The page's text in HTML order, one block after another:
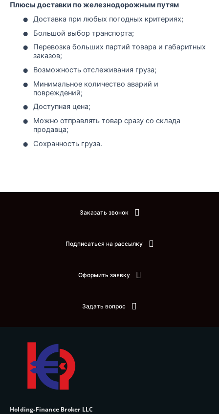
Плюсы доставки по железнодорожным путям
• Доставка при любых погодных критериях;
• Большой выбор транспорта;
•
Перевозка больших партий товара и габаритных
заказов;
• Возможность отслеживания груза;
•
Минимальное количество аварий и
повреждений;
• Доступная цена;
•
Можно отправлять товар сразу со склада
продавца;
• Сохранность груза.
Заказать звонок
Подписаться на рассылку
Оформить заявку
Задать вопрос
Holding-Finance Broker LLC